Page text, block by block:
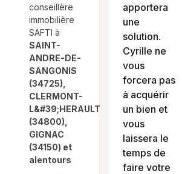
conseillère
immobilière
SAFTI à
SAINT-
ANDRE-DE-
SANGONIS
(34725),
CLERMONT-
L&#39;HERAULT
(34800),
GIGNAC
(34150) et
alentours
apportera
une
solution.
Cyrille ne
vous
forcera pas
à acquérir
un bien et
vous
laissera le
temps de
faire votre